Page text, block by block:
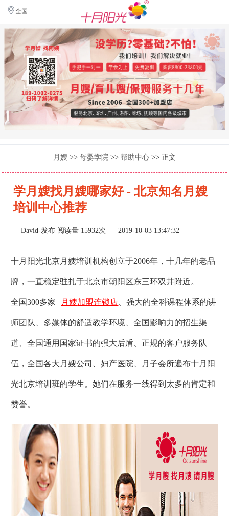
全国
月嫂 >> 母婴学院 >> 帮助中心 >> 正文
学月嫂找月嫂哪家好 - 北京知名月嫂
培训中心推荐
David-发布 阅读量 15932次 2019-10-03 13:47:32
十月阳光北京月嫂培训机构创立于2006年，十几年的老品
牌，一直稳定驻扎于北京市朝阳区东三环双井附近。
全国300多家 月嫂加盟连锁店 、强大的全科课程体系的讲
师团队、多媒体的舒适教学环境、全国影响力的招生渠
道、全国通用国家证书的强大后盾、正规的客户服务队
伍，全国各大月嫂公司、妇产医院、月子会所遍布十月阳
光北京培训班的学生。她们在服务一线得到太多的肯定和
赞誉。